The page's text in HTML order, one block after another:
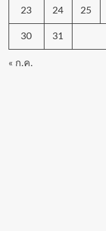
23 24 25
30 31
« ก.ค.